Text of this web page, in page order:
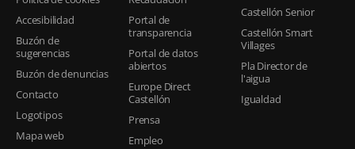
Accesibilidad
Buzón de
sugerencias
Buzón de denuncias
Contacto
Logotipos
Mapa web
Portal de
transparencia
Portal de datos
abiertos
Europe Direct
Castellón
Prensa
Empleo
Castellón Senior
Castellón Smart
Villages
Pla Director de
l'aigua
Igualdad